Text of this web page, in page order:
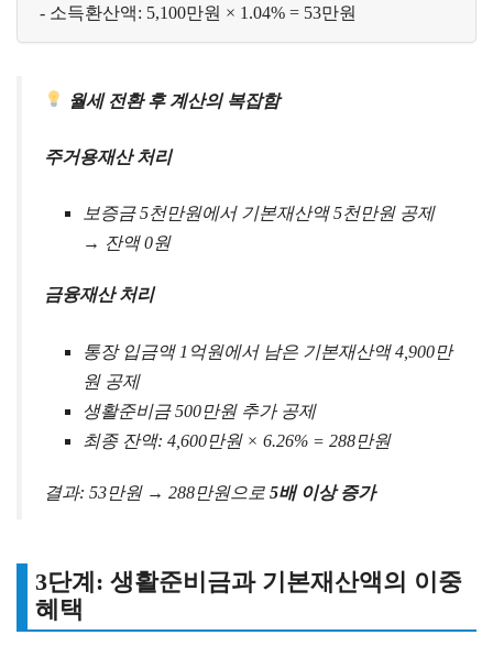
월세 전환 후 계산의 복잡함
주거용재산 처리
보증금 5천만원에서 기본재산액 5천만원 공제
→ 잔액 0원
금융재산 처리
통장 입금액 1억원에서 남은 기본재산액 4,900만
원 공제
생활준비금 500만원 추가 공제
최종 잔액: 4,600만원 × 6.26% = 288만원
결과: 53만원 → 288만원으로 5배 이상 증가
3단계: 생활준비금과 기본재산액의 이중
혜택